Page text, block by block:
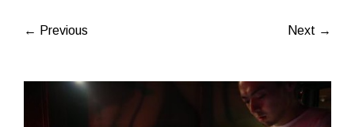
← Previous Next →